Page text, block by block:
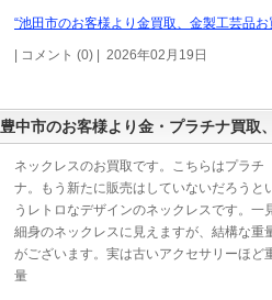
“池田市のお客様より金買取、金製工芸品
| コメント (0) | 2026年02月19日
豊中市のお客様より金・プラチナ買取
ネックレスのお買取です。こちらはプラチ
ナ。もう新たに販売はしていないだろうと
うレトロなデザインのネックレスです。一
細身のネックレスに見えますが、結構な重
がございます。実は古いアクセサリーほど
量